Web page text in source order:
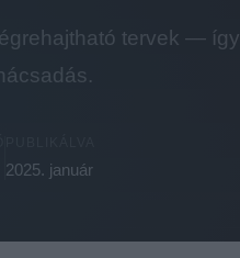
tervek — így
2025. január